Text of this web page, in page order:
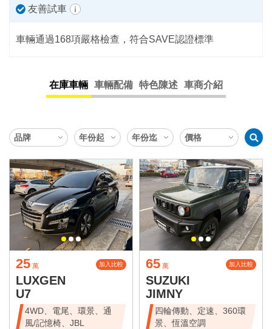
友善試車
車輛通過168項嚴格檢查，符合SAVE認證標準
在庫車輛 車輛配備 特色陳述 車商介紹
25 萬 加入比較
LUXGEN
U7
4WD、電尾、環景、通
風/記憶椅、JBL
65 萬 加入比較
SUZUKI
JIMNY
四輪傳動、定速、360環
景、恆溫空調